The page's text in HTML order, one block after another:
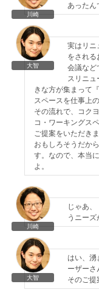
川崎
あったん
大智
実はリニ
をされる
会議など
スリニュ
きな方が集まって
スペースを仕事上
その流れで、コク
コ・ワーキングス
ご提案をいただき
おもしろそうだか
す。なので、本当
よ。
川崎
じゃあ
うニーズ
大智
はい、湧
ーザーさ
そのご提